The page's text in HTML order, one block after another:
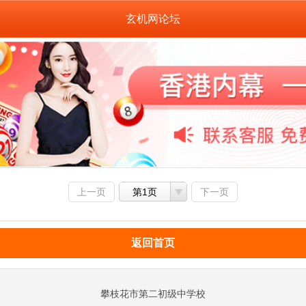
玄机网论坛
上一页 第1页 下一页
返回首页
攀枝花市第二初级中学校